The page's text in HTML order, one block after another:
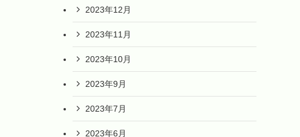
2023年12月
2023年11月
2023年10月
2023年9月
2023年7月
2023年6月